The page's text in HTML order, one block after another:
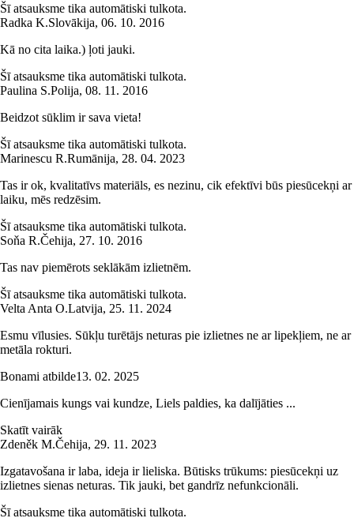
Šī atsauksme tika automātiski tulkota.
Radka K.Slovākija, 06. 10. 2016
Kā no cita laika.) ļoti jauki.
Šī atsauksme tika automātiski tulkota.
Paulina S.Polija, 08. 11. 2016
Beidzot sūklim ir sava vieta!
Šī atsauksme tika automātiski tulkota.
Marinescu R.Rumānija, 28. 04. 2023
Tas ir ok, kvalitatīvs materiāls, es nezinu, cik efektīvi būs piesūcekņi ar
laiku, mēs redzēsim.
Šī atsauksme tika automātiski tulkota.
Soňa R.Čehija, 27. 10. 2016
Tas nav piemērots seklākām izlietnēm.
Šī atsauksme tika automātiski tulkota.
Velta Anta O.Latvija, 25. 11. 2024
Esmu vīlusies. Sūkļu turētājs neturas pie izlietnes ne ar lipekļiem, ne ar
metāla rokturi.
Bonami atbilde13. 02. 2025
Cienījamais kungs vai kundze, Liels paldies, ka dalījāties ...
Skatīt vairāk
Zdeněk M.Čehija, 29. 11. 2023
Izgatavošana ir laba, ideja ir lieliska. Būtisks trūkums: piesūcekņi uz
izlietnes sienas neturas. Tik jauki, bet gandrīz nefunkcionāli.
Šī atsauksme tika automātiski tulkota.